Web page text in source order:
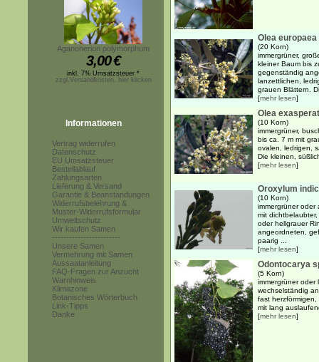
Aganonerion polymorphum
3,00€
inkl. 7% Umsatzsteuer *
zzgl.Versandkosten, hier klicken
Informationen
Vertrag widerrufen
Datenschutz
EU Umsatzsteuer
Bestellablauf
Zahlungsarten
Lieferung & Versand
Garantie & Beanstandungen
Widerrufsbelehrung &
Muster-Widerrufsformular
Umweltschutz
Wir kaufen Samen
------------------------
Unsere Samen
Vermehrung mit Samen
Aussaatanleitung
FAQ-Fragen zur Anzucht
Warnhinweis
Klimazone
Botanisches Wörterbuch
Link-Tipps
Danke
Olea europaea
(20 Korn)
immergrüner,
kleiner Baum bis
gegenständig
lanzettlichen,
grauen Blättern.
[mehr lesen]
Olea
(10 Korn)
immergrüner,
bis ca. 7 m mit
ovalen, ledrigen,
Die kleinen,
[mehr lesen]
Oroxylum
(10 Korn)
immergrüner oder
mit
oder hellgrauer
angeordneten,
paarig ...
[mehr lesen]
Odontocarya
(5 Korn)
immergrüner oder
wechselständig
fast
mit lang
[mehr lesen]